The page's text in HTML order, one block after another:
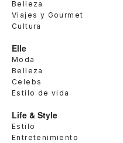
Belleza
Viajes y Gourmet
Cultura
Elle
Moda
Belleza
Celebs
Estilo de vida
Life & Style
Estilo
Entretenimiento